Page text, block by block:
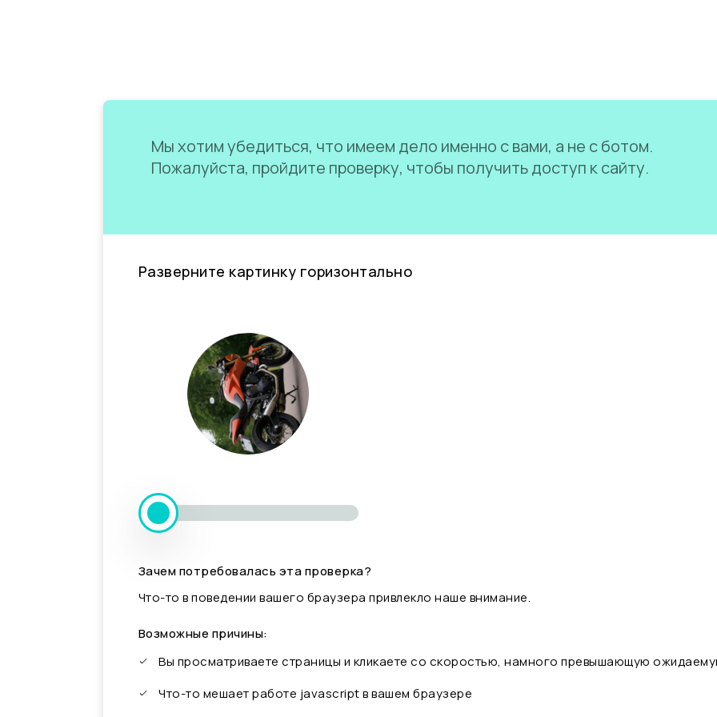
Мы хотим убедиться, что имеем дело именно с вами, а не с ботом.
Пожалуйста, пройдите проверку, чтобы получить доступ к сайту.
Разверните картинку горизонтально
Зачем потребовалась эта проверка?
Что-то в поведении вашего браузера привлекло наше внимание.
Возможные причины:
Вы просматриваете страницы и кликаете со скоростью, намного превышающую
Что-то мешает работе javascript в вашем браузере